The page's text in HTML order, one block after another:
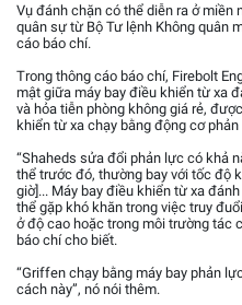
Vụ đánh chặn có thể diễn ra ở miền
quân sự từ Bộ Tư lệnh Không quân
cáo báo chí.
Trong thông cáo báo chí, Firebolt
mật giữa máy bay điều khiển từ xa
và hỏa tiễn phòng không giá rẻ,
khiển từ xa chạy bằng động cơ
“Shaheds sửa đổi phản lực có khả
thể trước đó, thường bay với tốc độ
giờ]... Máy bay điều khiển từ xa
thể gặp khó khăn trong việc truy
ở độ cao hoặc trong môi trường tác
báo chí cho biết.
“Griffen chạy bằng máy bay phản
cách này”, nó nói thêm.